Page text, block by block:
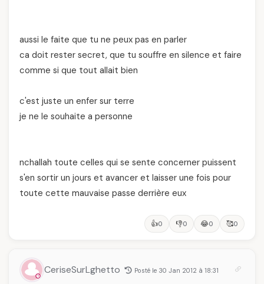
aussi le faite que tu ne peux pas en parler
ca doit rester secret, que tu souffre en silence et faire
comme si que tout allait bien
c'est juste un enfer sur terre
je ne le souhaite a personne
nchallah toute celles qui se sente concerner puissent
s'en sortir un jours et avancer et laisser une fois pour
toute cette mauvaise passe derrière eux
👍0 👎0 😂0 🥰0
CeriseSurLghetto Posté le 30 Jan 2012 à 18:31